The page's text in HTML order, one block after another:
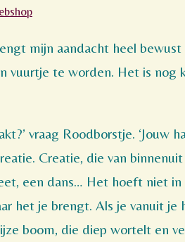
mijn aandacht heel
vuurtje te worden. Het is nog
vraag Roodborstje.
Creatie, die van
een dans… Het hoeft niet
het je brengt. Als je vanuit
boom, die diep wortelt en